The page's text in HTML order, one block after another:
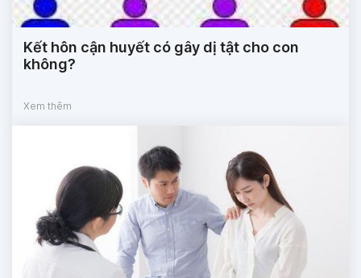
Kết hôn cận huyết có gây dị tật cho con
không?
Xem thêm